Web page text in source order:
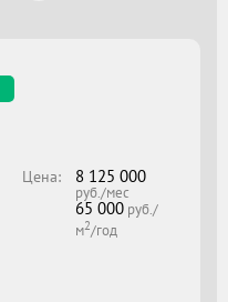
Цена: 8 125 000
руб./мес
65 000руб./
м2/год